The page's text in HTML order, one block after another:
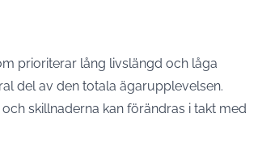
prioriterar lång livslängd och låga
del av den totala ägarupplevelsen.
skillnaderna kan förändras i takt med